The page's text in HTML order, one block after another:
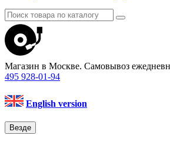
Магазин в Москве. Самовывоз
495 928-01-94
English version
Везде